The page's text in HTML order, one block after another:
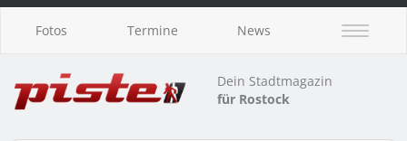
Fotos Termine News
Dein Stadtmagazin
für Rostock